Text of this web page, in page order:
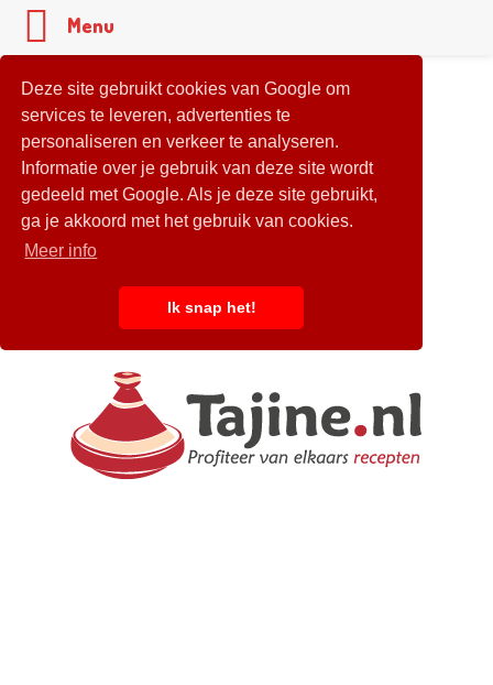
Deze site gebruikt cookies van Google om
services te leveren, advertenties te
personaliseren en verkeer te analyseren.
Informatie over je gebruik van deze site wordt
gedeeld met Google. Als je deze site gebruikt,
ga je akkoord met het gebruik van cookies.
Meer info
Ik snap het!
Menu